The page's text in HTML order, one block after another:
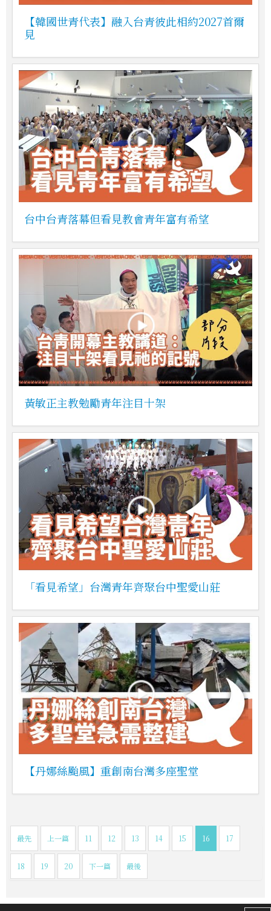
【韓國世青代表】融入台青彼此相約2027首爾
見
台中台青落幕但看見教會青年富有希望
黃敏正主教勉勵青年注目十架
「看見希望」台灣青年齊聚台中聖愛山莊
【丹娜絲颱風】重創南台灣多座聖堂
最先 上一篇 11 12 13 14 15 16 17
18 19 20 下一篇 最後